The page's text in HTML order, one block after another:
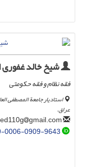
شیخ خالد
فقه نظام و فقه حکومتی
استادیار جامعة المصطفی
عراق.
gmail.com
0006-0909-9643